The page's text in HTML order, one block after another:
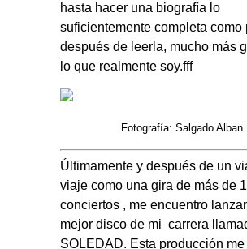
hasta hacer una biografía lo
suficientemente completa como
después de leerla, mucho más
lo que realmente soy.fff
Fotografía: Salgado Alban
Últimamente y después de un
viaje como una gira de más de
conciertos , me encuentro
mejor disco de mi carrera
SOLEDAD. Esta producción